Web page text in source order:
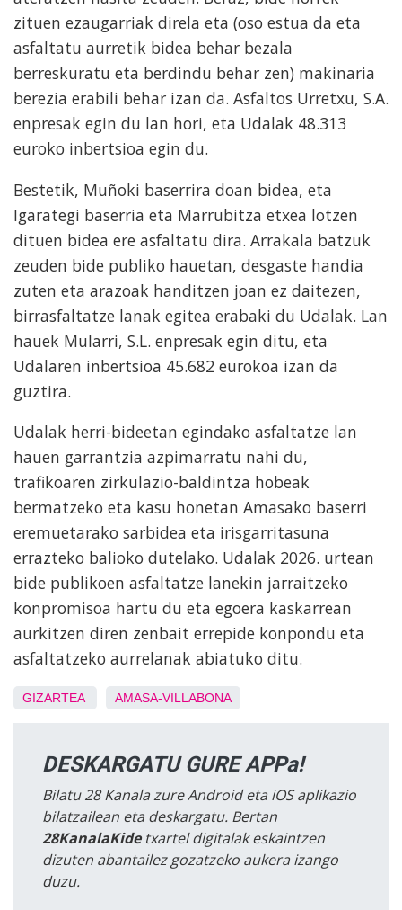
zituen ezaugarriak direla eta (oso estua da eta
asfaltatu aurretik bidea behar bezala
berreskuratu eta berdindu behar zen) makinaria
berezia erabili behar izan da. Asfaltos Urretxu, S.A.
enpresak egin du lan hori, eta Udalak 48.313
euroko inbertsioa egin du.
Bestetik, Muñoki baserrira doan bidea, eta
Igarategi baserria eta Marrubitza etxea lotzen
dituen bidea ere asfaltatu dira. Arrakala batzuk
zeuden bide publiko hauetan, desgaste handia
zuten eta arazoak handitzen joan ez daitezen,
birrasfaltatze lanak egitea erabaki du Udalak. Lan
hauek Mularri, S.L. enpresak egin ditu, eta
Udalaren inbertsioa 45.682 eurokoa izan da
guztira.
Udalak herri-bideetan egindako asfaltatze lan
hauen garrantzia azpimarratu nahi du,
trafikoaren zirkulazio-baldintza hobeak
bermatzeko eta kasu honetan Amasako baserri
eremuetarako sarbidea eta irisgarritasuna
errazteko balioko dutelako. Udalak 2026. urtean
bide publikoen asfaltatze lanekin jarraitzeko
konpromisoa hartu du eta egoera kaskarrean
aurkitzen diren zenbait errepide konpondu eta
asfaltatzeko aurrelanak abiatuko ditu.
GIZARTEA AMASA-VILLABONA
DESKARGATU GURE APPa!
Bilatu 28 Kanala zure Android eta iOS aplikazio
bilatzailean eta deskargatu. Bertan
28KanalaKidetxartel digitalak eskaintzen
dizuten abantailez gozatzeko aukera izango
duzu.